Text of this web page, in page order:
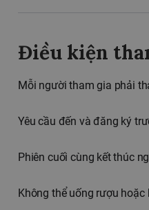
Điều kiện
Mỗi người tham gia phải
Yêu cầu đến và đăng ký
Phiên cuối cùng kết thúc
Không thể uống rượu